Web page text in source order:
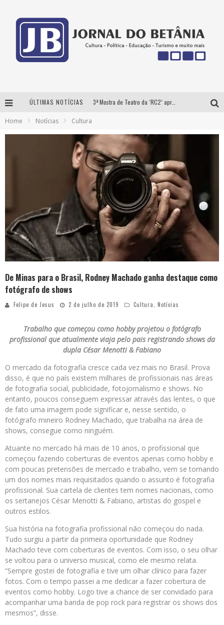
ÚLTIMAS NOTÍCIAS 3ª Mostra de Teatro da ‘RC2’ apresenta ‘seis espetáculos’ imperdíveis para o público ‘infantil e adulto’ assistir no conforto de casa pelo canal do Youtube
‘AS NOITES MAL DORMIDAS DE CAIO JOCHEM’ é a nova obra do escritor mineiro Raphael Juliano
Home Notícias Cultura
De Minas para o Brasil, Rodney Machado ganha destaque como
fotógrafo de shows
Felipe de Jesus 2 de julho de 2019 Cultura Notícias
Trabalho que começou como hobby projetou o fotógrafo
profissional que atualmente viaja pelo pais registrando shows da
dupla César Menotti & Fabiano
O mercado da fotografia cresce cada vez mais no Brasil. Prova
disso, é que no país existem milhares de profissionais nas áreas
de fotografia social, publicidade, fotojornalismo e shows. No
entanto, poucos conseguem expressar através das lentes, o que
de fato uma imagem pode significar e, nesse sentido, o
fotógrafo mineiro Rodney Machado, que trabalha na área de
shows, consegue como ninguém.
Atuante no mercado há mais de 10 anos, o profissional que
começou fazendo coberturas de eventos apenas como hobby e
com poucas pretensões de mercado e trabalho, vem se tornando
um dos nomes mais requisitados quando o assunto é fotografia
profissional. Sua cartela de clientes tem nomes nacionais, como
os sertanejos César Menotti & Fabiano, artistas do gospel e
outros estilos.
Sua história na fotografia profissional não começou do nada.
Tudo surgiu a partir da primeira oportunidade que Rodney
Machado teve com coberturas de eventos. Com isso, o seu olhar
se voltou para o universo musical, como ele mesmo relata.
“Sempre gostei de fotografia e tive um olhar clínico para fazer
fotos. Com o tempo passei a me dedicar a fazer cobertura de
eventos como hobby. Logo tive a chance de ser convidado para
acompanhar uma banda de pop rock para registrar os shows dos
mesmos”, disse.